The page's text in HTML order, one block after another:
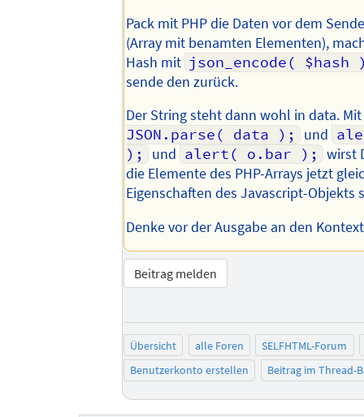
Pack mit PHP die Daten vor dem
(Array mit benamten Elementen),
Hash mit json_encode( $hash
sende den zurück.
Der String steht dann wohl in data.
JSON.parse( data );
und
);
und alert( o.bar );
wirst
die Elemente des PHP-Arrays jetzt
Eigenschaften des Javascript-Objekts
Denke vor der Ausgabe an den
Beitrag melden
Übersicht alle Foren
SELFHTML-Forum
Benutzerkonto erstellen
Beitrag im Thread-